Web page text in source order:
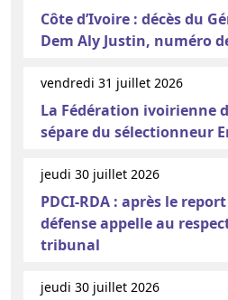
Côte d’Ivoire : décès du
Dem Aly Justin, numéro
vendredi 31 juillet 2026
La Fédération ivoirienne
sépare du sélectionneur
jeudi 30 juillet 2026
PDCI-RDA : après le
défense appelle au
tribunal
jeudi 30 juillet 2026